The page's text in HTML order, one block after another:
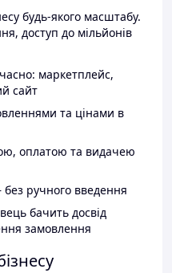
будь-якого масштабу.
доступ до мільйонів
маркетплейс,
сайт
та цінами в
оплатою та видачею
ручного введення
бачить досвід
замовлення